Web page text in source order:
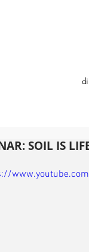
SOIL IS